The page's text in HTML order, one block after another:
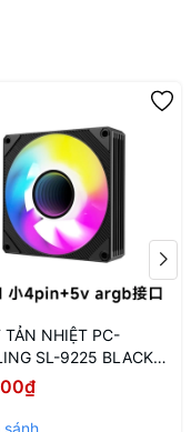
TẢN NHIỆT PC-
SL-9225 BLACK
(MÀU ĐEN/ 9CM/
VÔ CỰC)